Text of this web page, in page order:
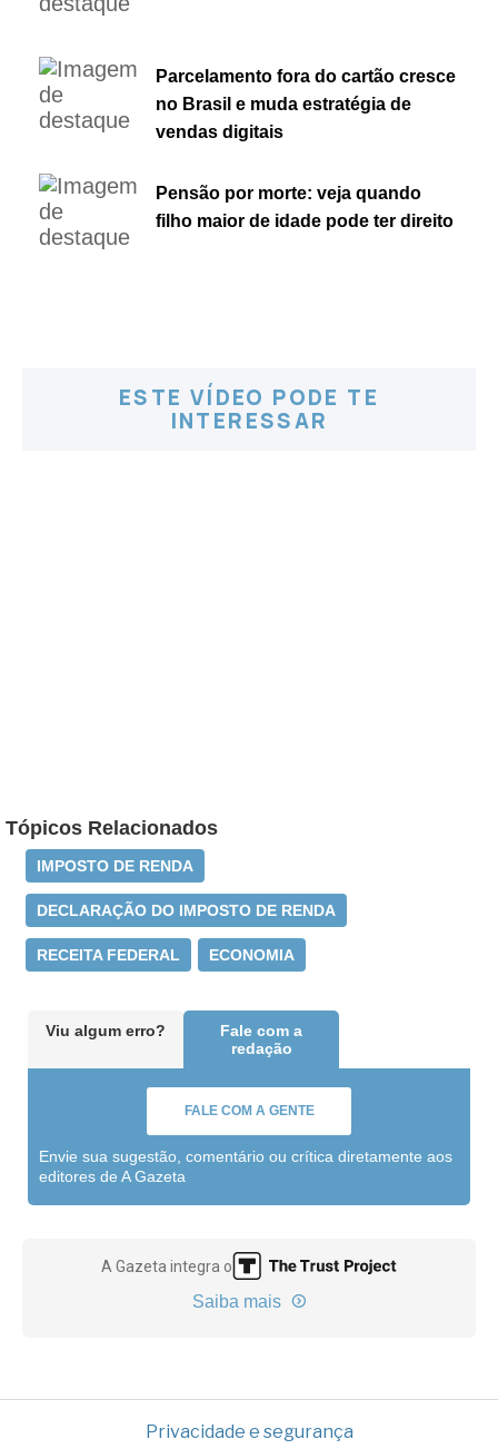
Parcelamento fora do cartão cresce
no Brasil e muda estratégia de
vendas digitais
Pensão por morte: veja quando
filho maior de idade pode ter direito
ESTE VÍDEO PODE TE
INTERESSAR
Tópicos Relacionados
IMPOSTO DE RENDA
DECLARAÇÃO DO IMPOSTO DE RENDA
RECEITA FEDERAL ECONOMIA
Viu algum erro?
Fale com a
redação
FALE COM A GENTE
Envie sua sugestão, comentário ou crítica diretamente aos
editores de A Gazeta
A Gazeta integra o
Saiba mais
Privacidade e segurança